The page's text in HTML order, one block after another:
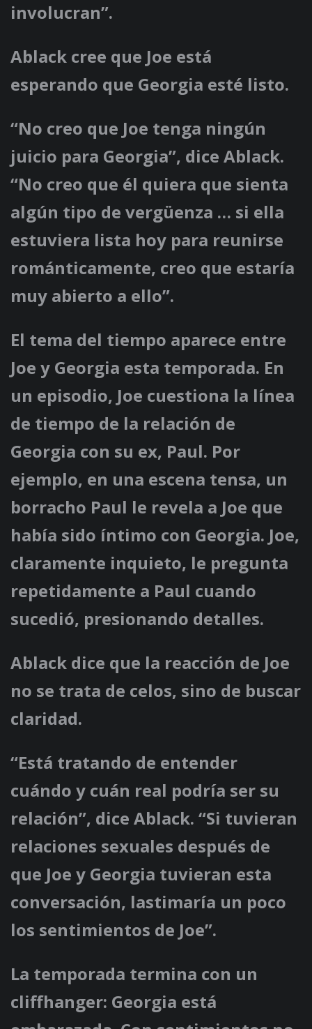
involucran”.
Ablack cree que Joe está
esperando que Georgia esté listo.
“No creo que Joe tenga ningún
juicio para Georgia”, dice Ablack.
“No creo que él quiera que sienta
algún tipo de vergüenza … si ella
estuviera lista hoy para reunirse
románticamente, creo que estaría
muy abierto a ello”.
El tema del tiempo aparece entre
Joe y Georgia esta temporada. En
un episodio, Joe cuestiona la línea
de tiempo de la relación de
Georgia con su ex, Paul. Por
ejemplo, en una escena tensa, un
borracho Paul le revela a Joe que
había sido íntimo con Georgia. Joe,
claramente inquieto, le pregunta
repetidamente a Paul cuando
sucedió, presionando detalles.
Ablack dice que la reacción de Joe
no se trata de celos, sino de buscar
claridad.
“Está tratando de entender
cuándo y cuán real podría ser su
relación”, dice Ablack. “Si tuvieran
relaciones sexuales después de
que Joe y Georgia tuvieran esta
conversación, lastimaría un poco
los sentimientos de Joe”.
La temporada termina con un
cliffhanger: Georgia está